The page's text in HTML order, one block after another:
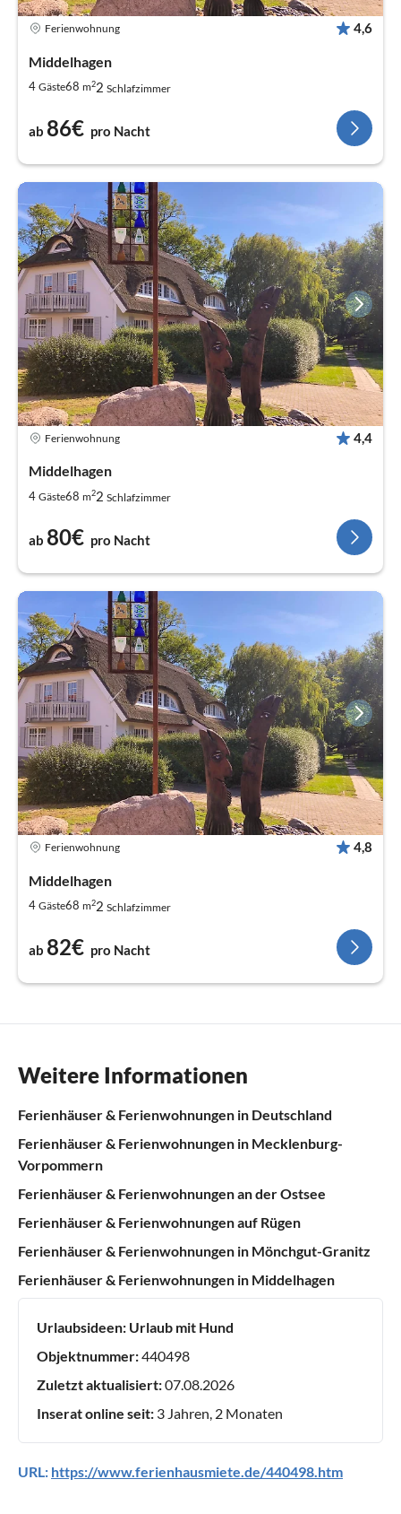
Ferienwohnung 4,6
Middelhagen
4 Gäste68 m22 Schlafzimmer
ab 86€ pro Nacht
Ferienwohnung 4,4
Middelhagen
4 Gäste68 m22 Schlafzimmer
ab 80€ pro Nacht
Ferienwohnung 4,8
Middelhagen
4 Gäste68 m22 Schlafzimmer
ab 82€ pro Nacht
Weitere Informationen
Ferienhäuser & Ferienwohnungen in Deutschland
Ferienhäuser & Ferienwohnungen in Mecklenburg-
Vorpommern
Ferienhäuser & Ferienwohnungen an der Ostsee
Ferienhäuser & Ferienwohnungen auf Rügen
Ferienhäuser & Ferienwohnungen in Mönchgut-Granitz
Ferienhäuser & Ferienwohnungen in Middelhagen
Urlaubsideen: Urlaub mit Hund
Objektnummer:440498
Zuletzt aktualisiert:07.08.2026
Inserat online seit: 3 Jahren, 2 Monaten
URL: https://www.ferienhausmiete.de/440498.htm